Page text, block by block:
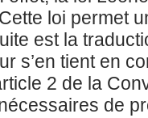
loi permet
est la
s’en tient en
2 de la
de